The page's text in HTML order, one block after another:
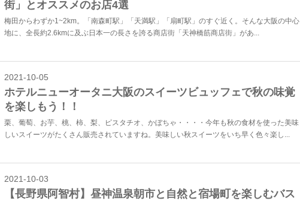
街」とオススメのお店4選
梅田からわずか1~2km。「南森町駅」「天満駅」「扇町駅」のすぐ近く。そんな大阪の中心
地に、全長約2.6kmに及ぶ日本一の長さを誇る商店街「天神橋筋商店街」があ...
2021-10-05
ホテルニューオータニ大阪のスイーツビュッフェで秋の味覚
を楽しもう！！
栗、葡萄、お芋、桃、柿、梨、ピスタチオ、かぼちゃ・・・・今年も秋の食材を使った美味
しいスイーツがたくさん販売されていますね。美味しい秋スイーツをいち早く色々楽し...
2021-10-03
【長野県阿智村】昼神温泉朝市と自然と宿場町を楽しむバス